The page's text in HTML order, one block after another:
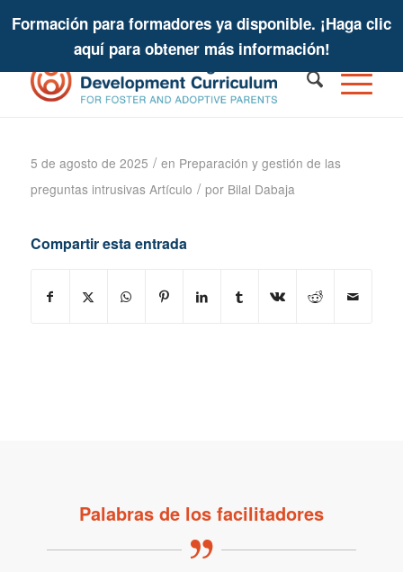
Formación para formadores ya disponible. ¡Haga clic
aquí para obtener más información!
5 de agosto de 2025 / en Preparación y gestión de las
preguntas intrusivas Artículo / por Bilal Dabaja
Compartir esta entrada
Palabras de los facilitadores